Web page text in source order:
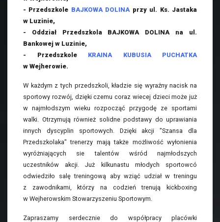
- Przedszkole BAJKOWA DOLINA przy ul. Ks. Jastaka
w Luzinie,
- Oddział Przedszkola BAJKOWA DOLINA na ul.
Bankowej w Luzinie,
- PrzedszkoleKRAINA KUBUSIA PUCHATKA
w Wejherowie.
W każdym z tych przedszkoli, kładzie się wyraźny nacisk na
sportowy rozwój, dzięki czemu coraz wiecej dzieci może już
w najmłodszym wieku rozpocząć przygodę ze sportami
walki. Otrzymują również solidne podstawy do uprawiania
innych dyscyplin sportowych. Dzięki akcji "Szansa dla
Przedszkolaka" trenerzy mają także możliwość wyłonienia
wyróżniających sie talentów wśród najmłodszych
uczestników akcji. Już kilkunastu młodych sportowcó
odwiedziło salę treningową aby wziąć udział w treningu
z zawodnikami, którzy na codzień trenują kickboxing
w Wejherowskim Stowarzyszeniu Sportowym.
Zapraszamy serdecznie do współpracy placówki